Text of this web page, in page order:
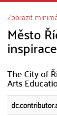
Zobrazit
Město
The City of
Arts